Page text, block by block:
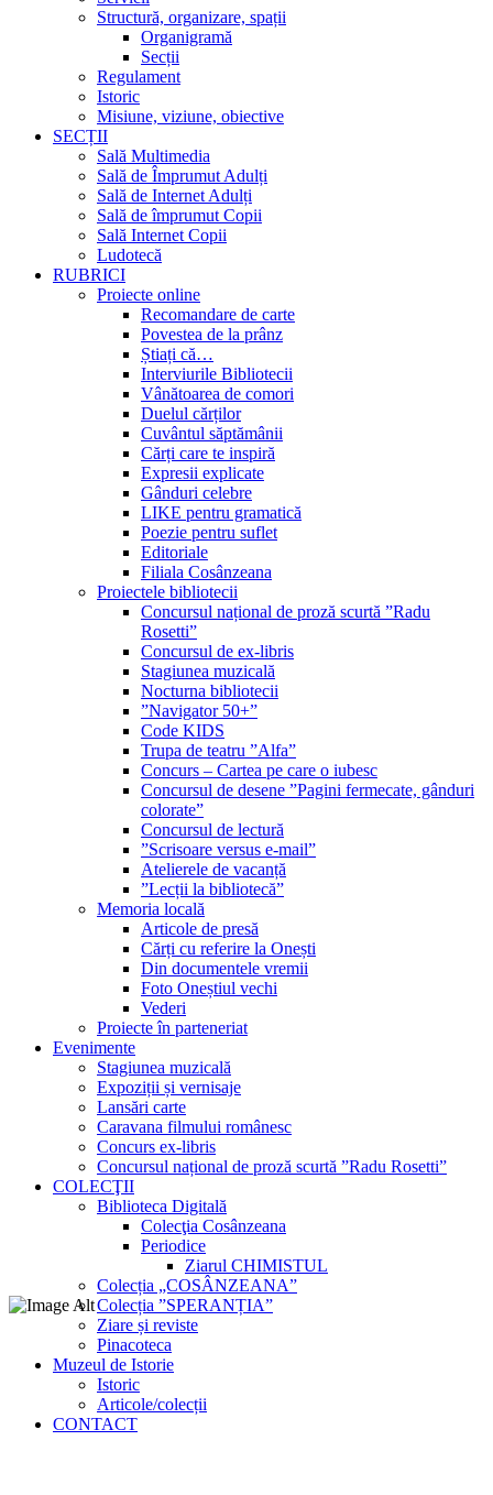
Structură, organizare, spații
Organigramă
Secții
Regulament
Istoric
Misiune, viziune, obiective
SECȚII
Sală Multimedia
Sală de Împrumut Adulți
Sală de Internet Adulți
Sală de împrumut Copii
Sală Internet Copii
Ludotecă
RUBRICI
Proiecte online
Recomandare de carte
Povestea de la prânz
Știați că…
Interviurile Bibliotecii
Vânătoarea de comori
Duelul cărților
Cuvântul săptămânii
Cărți care te inspiră
Expresii explicate
Gânduri celebre
LIKE pentru gramatică
Poezie pentru suflet
Editoriale
Filiala Cosânzeana
Proiectele bibliotecii
Concursul național de proză scurtă ”Radu
Rosetti”
Concursul de ex-libris
Stagiunea muzicală
Nocturna bibliotecii
”Navigator 50+”
Code KIDS
Trupa de teatru ”Alfa”
Concurs – Cartea pe care o iubesc
Concursul de desene ”Pagini fermecate, gânduri
colorate”
Concursul de lectură
”Scrisoare versus e-mail”
Atelierele de vacanță
”Lecții la bibliotecă”
Memoria locală
Articole de presă
Cărți cu referire la Onești
Din documentele vremii
Foto Oneștiul vechi
Vederi
Proiecte în parteneriat
Evenimente
Stagiunea muzicală
Expoziții și vernisaje
Lansări carte
Caravana filmului românesc
Concurs ex-libris
Concursul național de proză scurtă ”Radu Rosetti”
COLECŢII
Biblioteca Digitală
Colecţia Cosânzeana
Periodice
Ziarul CHIMISTUL
Colecția „COSÂNZEANA”
Colecția ”SPERANȚIA”
Ziare și reviste
Pinacoteca
Muzeul de Istorie
Istoric
Articole/colecții
CONTACT